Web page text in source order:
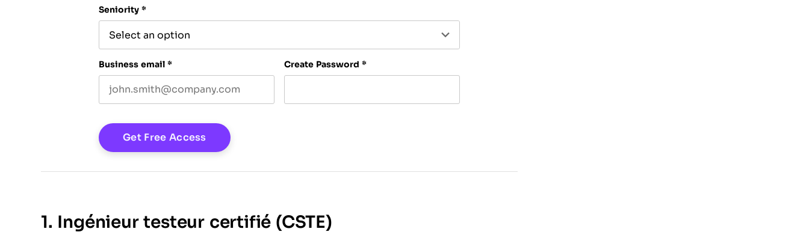
Seniority *
Business email * Create Password *
1. Ingénieur testeur certifié (CSTE)